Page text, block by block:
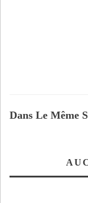
Dans Le Même